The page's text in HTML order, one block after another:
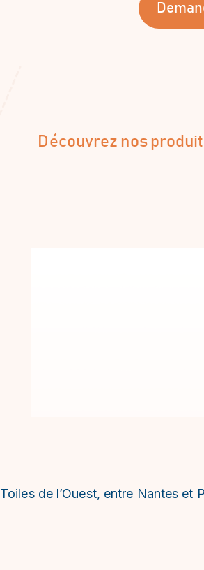
Découvrez nos
Toiles de l’Ouest, entre Nantes